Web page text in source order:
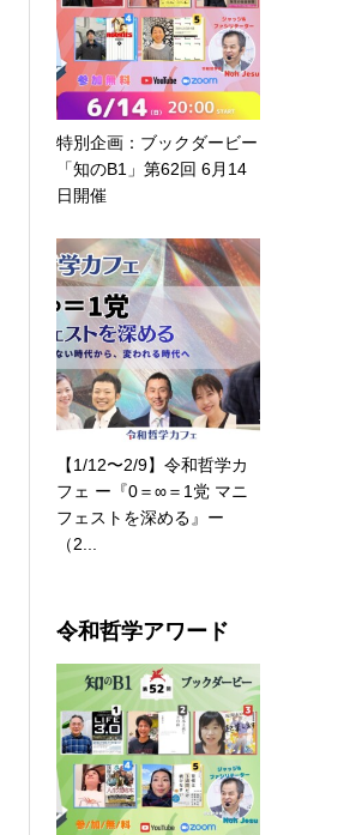
特別企画：ブックダービー
「知のB1」第62回 6月14
日開催
【1/12〜2/9】令和哲学カ
フェ ー『0＝∞＝1党 マニ
フェストを深める』ー
（2...
令和哲学アワード